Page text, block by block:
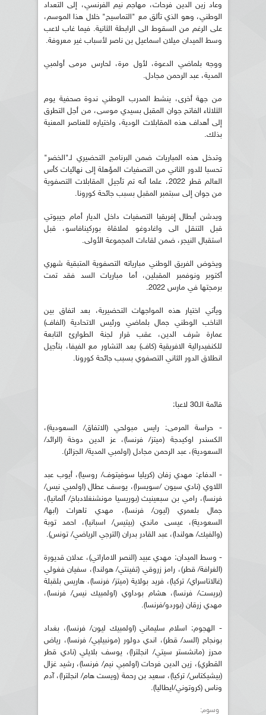
وعاد زين الدين فرحات، مهاجم نيم الفرنسي، إلى التعداد
الوطني، وهو الذي تألق مع "التماسيح" خلال هذا الموسم،
على الرغم من السقوط الى الرابطة الثانية. فيما غاب لاعب
وسط الميدان ميلان اسماعيل بن ناصر لأسباب غير معروفة.
ووجه بلماضي الدعوة، لأول مرة، لحارس مرمى أولمبي
المدية، عبد الرحمن مجادل.
من جهة أخرى، ينشط المدرب الوطني ندوة صحفية يوم
الثلاثاء الفاتح جوان المقبل بسيدي موسى، من أجل التطرق
إلى أهداف هذه المقابلات الودية، واختياره للعناصر المعنية
بذلك.
وتدخل هذه المباريات ضمن البرنامج التحضيري لـ"الخضر"
تحسبا للدور الثاني من التصفيات المؤهلة إلى نهائيات كأس
العالم قطر 2022، علما أنه تم تأجيل المقابلات التصفوية
من جوان إلى سبتمبر المقبل بسبب جائحة كورونا.
ويدشن أبطال إفريقيا التصفيات داخل الديار أمام جيبوتي
قبل التنقل الى واغادوغو لملاقاة بوركينافاسو، قبل
استقبال النيجر، ضمن لقاءات المجموعة الأولى.
ويخوض الفريق الوطني مبارياته التصفوية المتبقية شهري
أكتوبر ونوفمبر المقبلين، أما مباريات السد فقد تمت
برمجتها في مارس 2022.
ويأتي اختيار هذه المواجهات التحضيرية، بعد اتفاق بين
الناخب الوطني جمال بلماضي ورئيس الاتحادية (الفاف)
عمارة شرف الدين، عقب قرار لجنة الطوارئ التابعة
للكنفيدرالية الافريقية (كاف) بعد التشاور مع الفيفا، بتأجيل
انطلاق الدور الثاني التصفوي بسبب جائحة كورونا.
قائمة الـ30 لاعبا:
- حراسة المرمى: رايس مبولحي (الاتفاق/ السعودية)،
الكسندر اوكيدجة (ميتز/ فرنسا)، عز الدين دوخة (الرائد/
السعودية)، عبد الرحمن مجادل (اولمبي المدية/ الجزائر).
- الدفاع: مهدي زفان (كريليا سوفيتوف/ روسيا)، أيوب عبد
اللاوي (نادي سيون /سويسرا)، يوسف عطال (اولمبي نيس/
فرنسا)، رامي بن سبعينيث (بوريسيا مونشنغلادباخ/ ألمانيا)،
جمال بلعمري (ليون/ فرنسا)، مهدي تاهرات (ابها/
السعودية)، عيسى ماندي (بيتيس/ اسبانيا)، احمد توبة
(والفيك/ هولندا)، عبد القادر بدران (الترجي الرياضي/ تونس).
- وسط الميدان: مهدي عبيد (النصر الاماراتي)، عدلان قديورة
(الغرافة/ قطر)، رامز زروقي (تفينتي/ هولندا)، سفيان فغولي
(غالاتاسراي/ تركيا)، فريد بولاية (ميتز/ فرنسا)، هاريس بلقبلة
(بريست/ فرنسا)، هشام بوداوي (اولمبيك نيس/ فرنسا)،
مهدي زرقان (بوردو/فرنسا).
- الهجوم: اسلام سليماني (اولمبيك ليون/ فرنسا)، بغداد
بونجاح (السد/ قطر)، اندي دولور (مونبيليي/ فرنسا)، رياض
محرز (مانشستر سيتي/ انجلترا)، يوسف بلايلي (نادي قطر
القطري)، زين الدين فرحات (اولمبي نيم/ فرنسا)، رشيد غزال
(بيشيكتاس/ تركيا)، سعيد بن رحمة (ويست هام/ انجلترا)، آدم
وناس (كروتوني/ايطاليا).
وسوم: